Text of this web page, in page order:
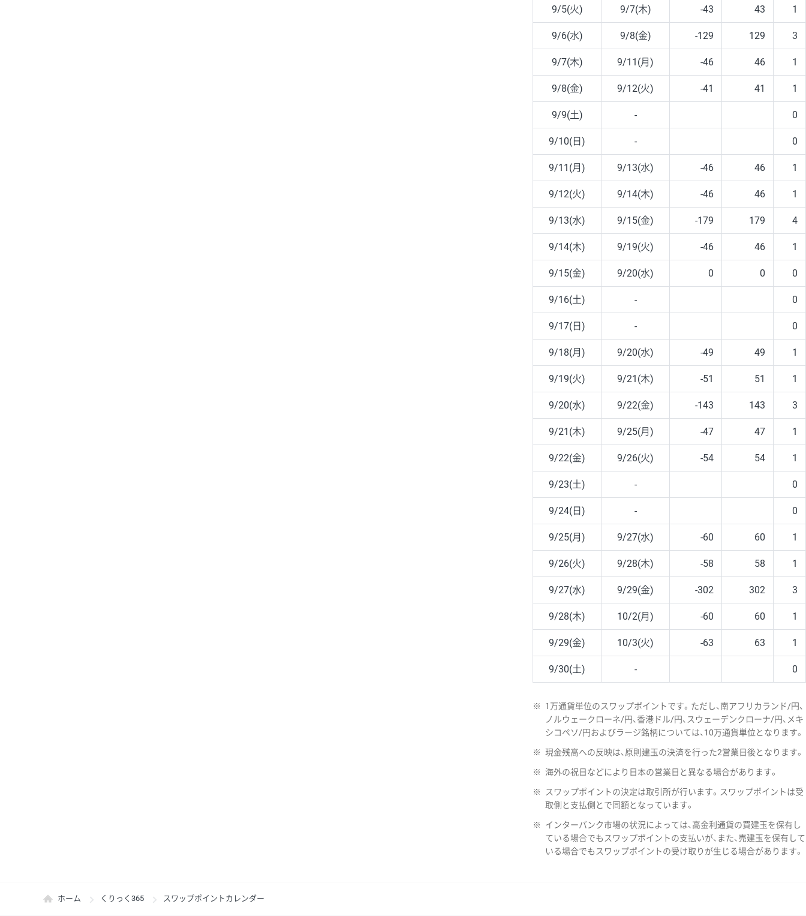
9/5(火) 9/7(木) -43 43 1
9/6(水) 9/8(金) -129 129 3
9/7(木) 9/11(月) -46 46 1
9/8(金) 9/12(火) -41 41 1
9/9(土) - 0
9/10(日) - 0
9/11(月) 9/13(水) -46 46 1
9/12(火) 9/14(木) -46 46 1
9/13(水) 9/15(金) -179 179 4
9/14(木) 9/19(火) -46 46 1
9/15(金) 9/20(水) 0 0 0
9/16(土) - 0
9/17(日) - 0
9/18(月) 9/20(水) -49 49 1
9/19(火) 9/21(木) -51 51 1
9/20(水) 9/22(金) -143 143 3
9/21(木) 9/25(月) -47 47 1
9/22(金) 9/26(火) -54 54 1
9/23(土) - 0
9/24(日) - 0
9/25(月) 9/27(水) -60 60 1
9/26(火) 9/28(木) -58 58 1
9/27(水) 9/29(金) -302 302 3
9/28(木) 10/2(月) -60 60 1
9/29(金) 10/3(火) -63 63 1
9/30(土) - 0
※
1万通貨単位のスワップポイントです。ただし、南アフリカランド/円、
ノルウェークローネ/円、香港ドル/円、スウェーデンクローナ/円、メキ
シコペソ/円およびラージ銘柄については、10万通貨単位となります。
※ 現金残高への反映は、原則建玉の決済を行った2営業日後となります。
※ 海外の祝日などにより日本の営業日と異なる場合があります。
※
スワップポイントの決定は取引所が行います。スワップポイントは受
取側と支払側とで同額となっています。
※
インターバンク市場の状況によっては、高金利通貨の買建玉を保有し
ている場合でもスワップポイントの支払いが、また、売建玉を保有して
いる場合でもスワップポイントの受け取りが生じる場合があります。
ホーム くりっく365 スワップポイントカレンダー